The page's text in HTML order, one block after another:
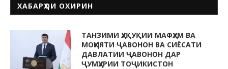
ХАБАРҲОИ ОХИРИН
ТАНЗИМИ ҲУҚУҚИИ МАФҲУМ ВА
МОҲИЯТИ ҶАВОНОН ВА СИЁСАТИ
ДАВЛАТИИ ҶАВОНОН ДАР
ҶУМҲУРИИ ТОҶИКИСТОН